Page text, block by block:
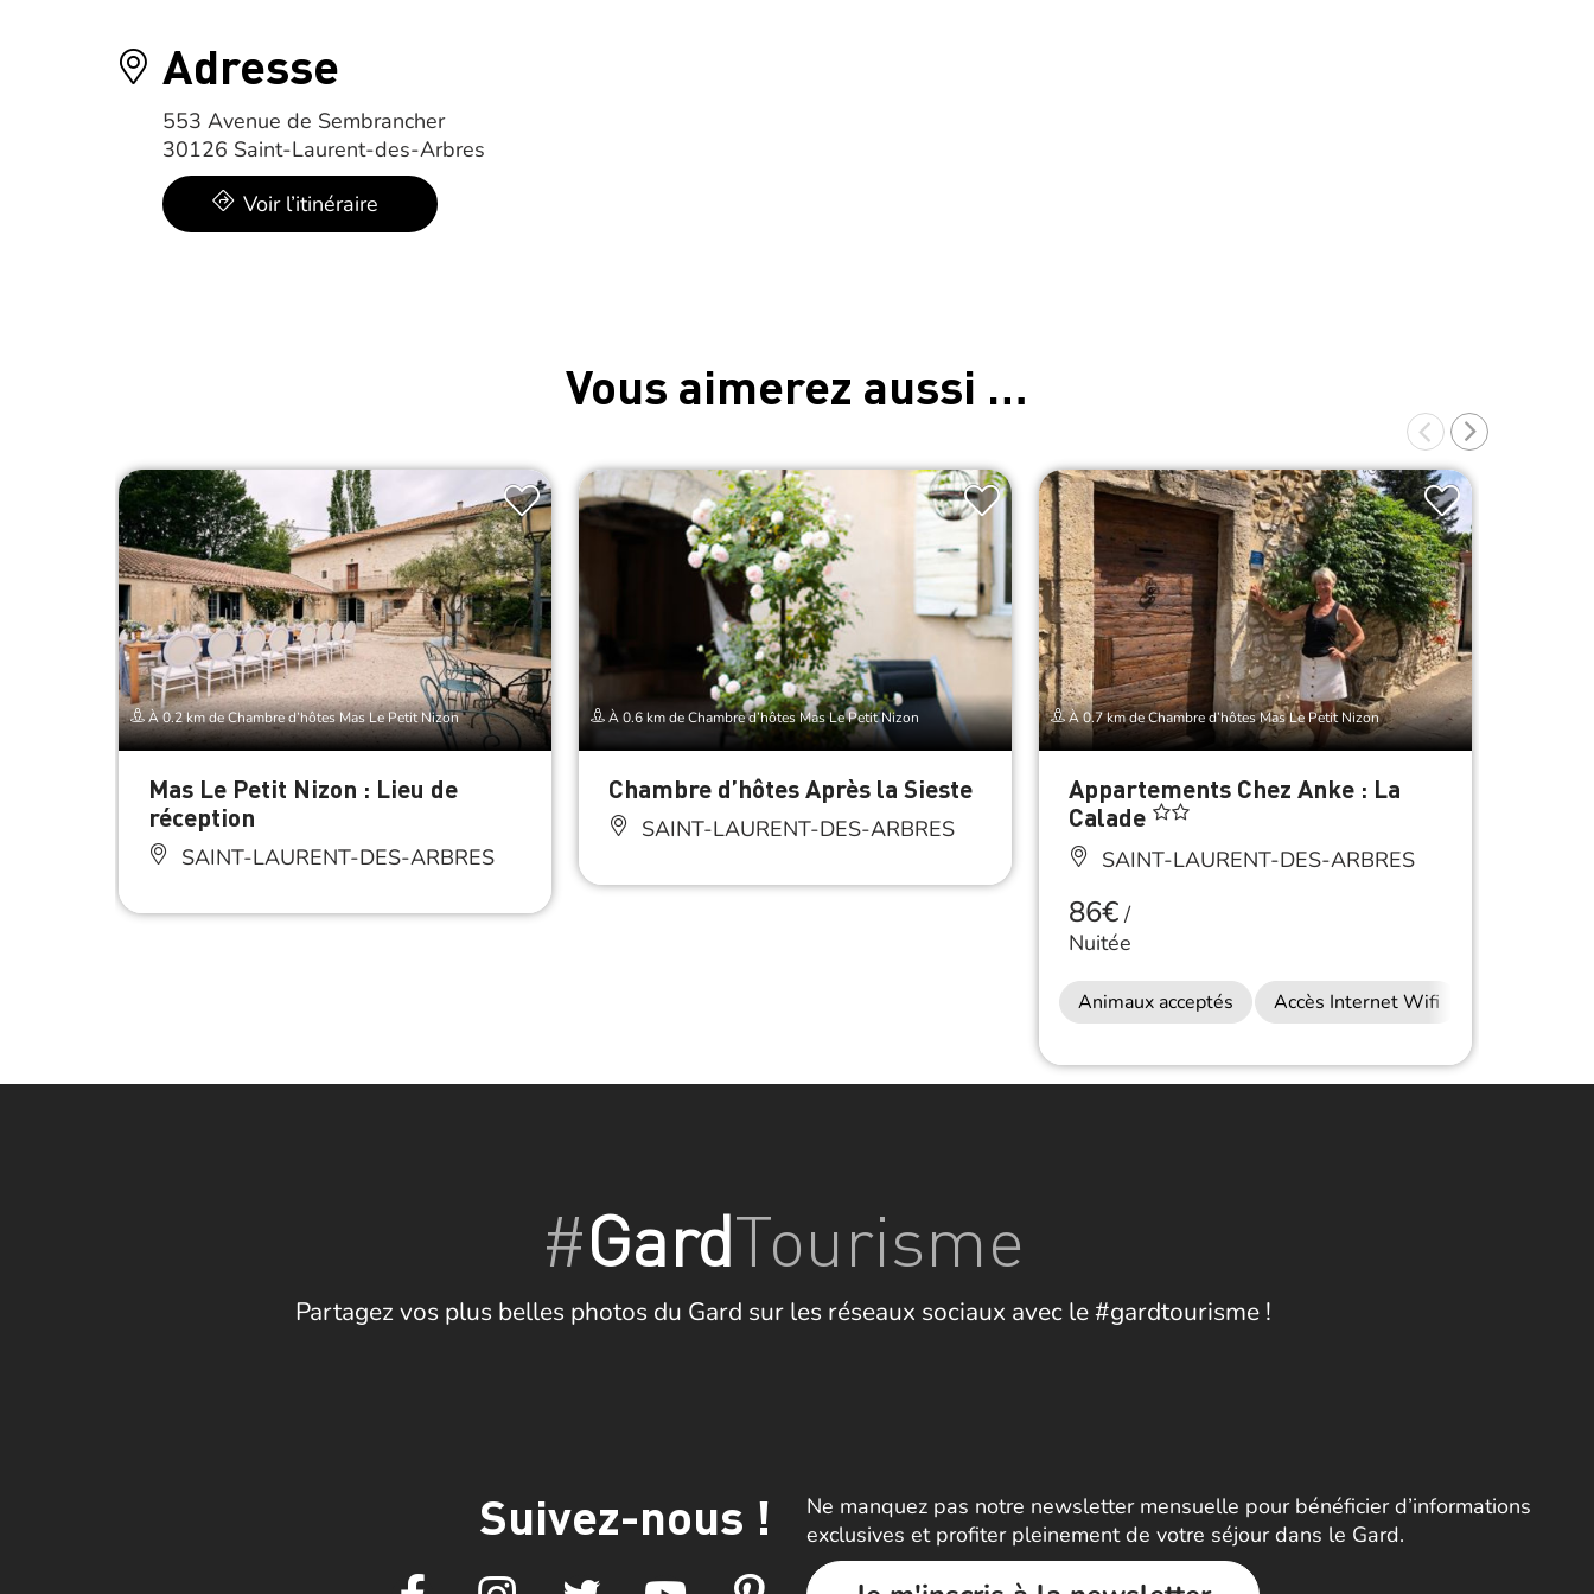
Adresse
553 Avenue de Sembrancher
30126 Saint-Laurent-des-Arbres
Voir l’itinéraire
Vous aimerez aussi …
À 0.2 km de Chambre d’hôtes Mas Le Petit Nizon
Mas Le Petit Nizon : Lieu de
réception
SAINT-LAURENT-DES-ARBRES
À 0.6 km de Chambre d’hôtes Mas Le Petit Nizon
Chambre d’hôtes Après la Sieste
SAINT-LAURENT-DES-ARBRES
À 0.7 km de Chambre d’hôtes Mas Le Petit Nizon
Appartements Chez Anke : La
Calade
SAINT-LAURENT-DES-ARBRES
86€/
Nuitée
Animaux acceptés Accès Internet Wifi
#GardTourisme
Partagez vos plus belles photos du Gard sur les réseaux sociaux avec le #gardtourisme !
Suivez-nous !
Ne manquez pas notre newsletter mensuelle pour bénéficier d’informations
exclusives et profiter pleinement de votre séjour dans le Gard.